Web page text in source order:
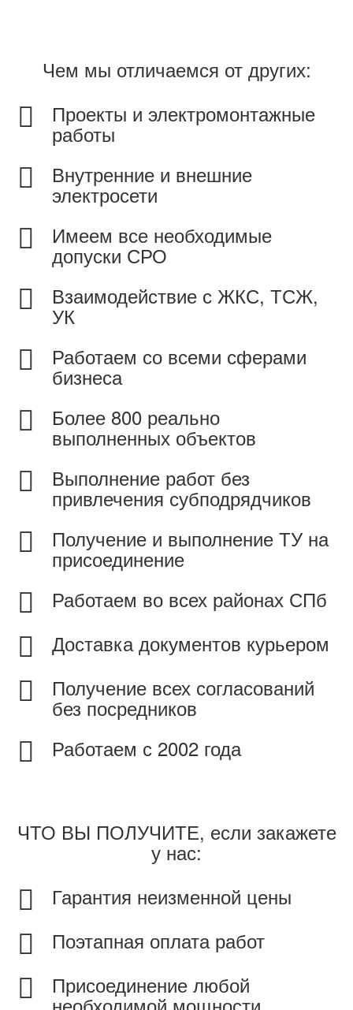
Чем мы отличаемся от других:
Проекты и электромонтажные
работы
Внутренние и внешние
электросети
Имеем все необходимые
допуски СРО
Взаимодействие с ЖКС, ТСЖ,
УК
Работаем со всеми сферами
бизнеса
Более 800 реально
выполненных объектов
Выполнение работ без
привлечения субподрядчиков
Получение и выполнение ТУ на
присоединение
Работаем во всех районах СПб
Доставка документов курьером
Получение всех согласований
без посредников
Работаем с 2002 года
ЧТО ВЫ ПОЛУЧИТЕ, если закажете
у нас:
Гарантия неизменной цены
Поэтапная оплата работ
Присоединение любой